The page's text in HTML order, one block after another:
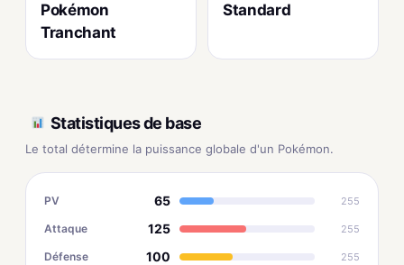
Pokémon
Tranchant
Standard
Statistiques de base
Le total détermine la puissance globale d'un Pokémon.
PV 65 255
Attaque 125 255
Défense 100 255